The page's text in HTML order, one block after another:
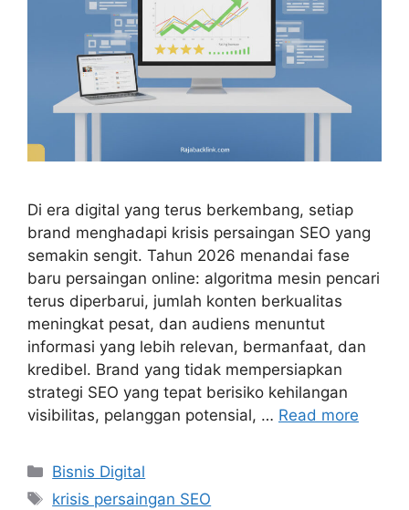
Di era digital yang terus berkembang, setiap
brand menghadapi krisis persaingan SEO yang
semakin sengit. Tahun 2026 menandai fase
baru persaingan online: algoritma mesin pencari
terus diperbarui, jumlah konten berkualitas
meningkat pesat, dan audiens menuntut
informasi yang lebih relevan, bermanfaat, dan
kredibel. Brand yang tidak mempersiapkan
strategi SEO yang tepat berisiko kehilangan
visibilitas, pelanggan potensial, … Read more
Categories
Bisnis Digital
Tags
krisis persaingan SEO